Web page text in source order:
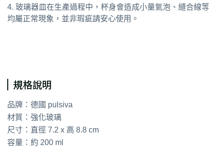
4. 玻璃器皿在生產過程中，杯身會造成小量氣泡、縫合線等
均屬正常現象，並非瑕疵請安心使用。
規格說明
品牌：德國 pulsiva
材質：強化玻璃
尺寸：直徑 7.2 x 高 8.8 cm
容量：約 200 ml